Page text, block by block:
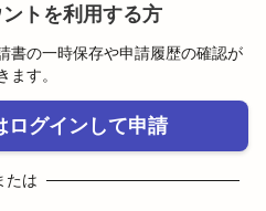
トを利用する方
書の一時保存や申請履歴の確認が
ます。
ログインして申請
たは